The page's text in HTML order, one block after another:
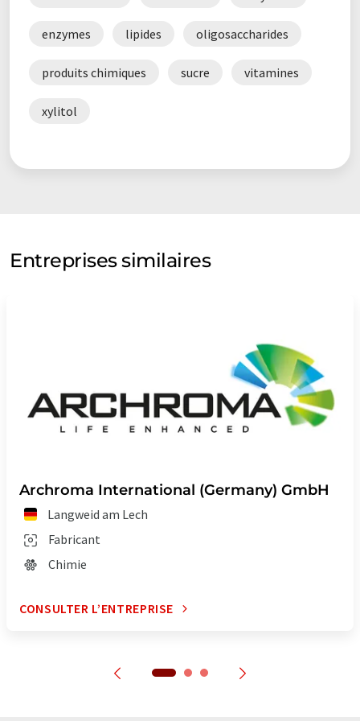
enzymes lipides oligosaccharides
produits chimiques sucre vitamines
xylitol
Entreprises similaires
Archroma International (Germany) GmbH
Langweid am Lech
Fabricant
Chimie
CONSULTER L’ENTREPRISE